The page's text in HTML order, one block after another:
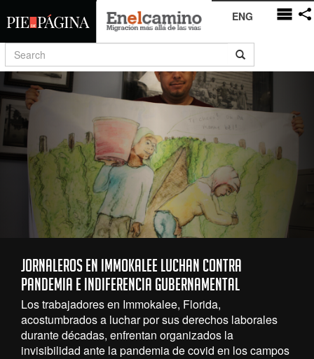
ENG
Jornaleros en Immokalee luchan contra
pandemia e indiferencia gubernamental
Los trabajadores en Immokalee, Florida,
acostumbrados a luchar por sus derechos laborales
durante décadas, enfrentan organizados la
invisibilidad ante la pandemia de covid en los campos